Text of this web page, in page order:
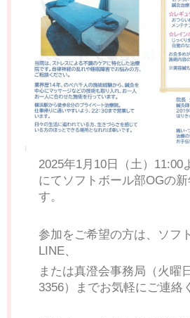
2025年1月10日（土）11:00
にてソフトボール部OGの
す。
参加をご希望の方は、ソフ
LINE、
または真澄会事務局（火曜
3356）までお気軽にご連絡